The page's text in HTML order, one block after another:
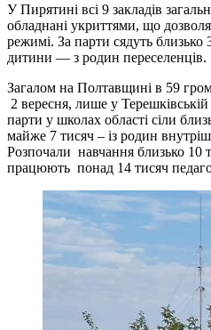
У Пирятині всі 9 закладів
обладнані укриттями, що
режимі. За парти сядуть близько
дитини — з родин переселенців.
Загалом на Полтавщині в 59
2 вересня, лише у
парти у школах області сіли
майже 7 тисяч – із родин
Розпочали навчання близько 10
працюють понад 14 тисяч